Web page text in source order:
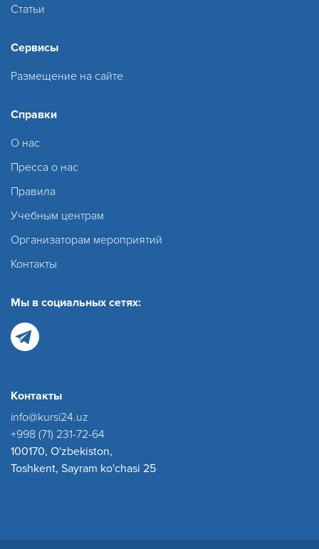
Статьи
Сервисы
Размещение на сайте
Справки
О нас
Пресса о нас
Правила
Учебным центрам
Организаторам мероприятий
Контакты
Мы в социальных сетях:
Контакты
info@kursi24.uz
+998 (71) 231-72-64
100170, O'zbekiston,
Toshkent, Sayram ko'chasi 25